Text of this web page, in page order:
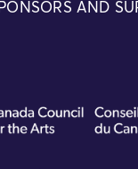
AND